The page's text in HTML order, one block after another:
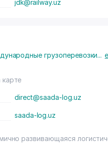
jdk@railway.uz
грузоперевозки...
карте
direct@saada-log.uz
saada-log.uz
развивающаяся